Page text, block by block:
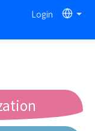
Login